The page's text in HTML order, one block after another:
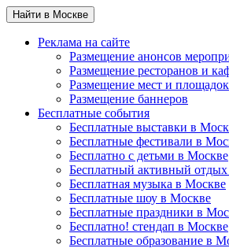
Найти в Москве
Реклама на сайте
Размещение анонсов
Размещение ресторанов и
Размещение мест и площадок
Размещение баннеров
Бесплатные события
Бесплатные выставки в
Бесплатные фестивали в
Бесплатно с детьми в Москве
Бесплатный активный
Бесплатная музыка в Москве
Бесплатные шоу в Москве
Бесплатные праздники в
Бесплатно! стендап в Москве
Бесплатные образование в